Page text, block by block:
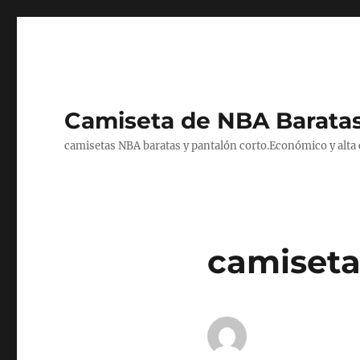
Camiseta de NBA
camisetas NBA baratas y pantalón corto.Económico y